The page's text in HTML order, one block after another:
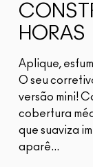
HORAS
Aplique,
O seu
versão mini!
cobertura
que suaviza
aparê...